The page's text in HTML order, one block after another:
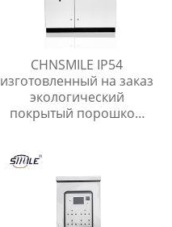
CHNSMILE IP54
изготовленный на заказ
экологический
покрытый порошком
управления